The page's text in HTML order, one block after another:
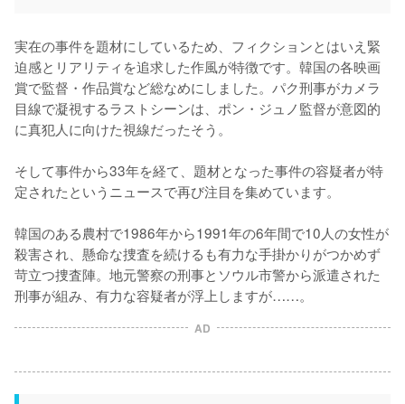
実在の事件を題材にしているため、フィクションとはいえ緊
迫感とリアリティを追求した作風が特徴です。韓国の各映画
賞で監督・作品賞など総なめにしました。パク刑事がカメラ
目線で凝視するラストシーンは、ポン・ジュノ監督が意図的
に真犯人に向けた視線だったそう。
そして事件から33年を経て、題材となった事件の容疑者が特
定されたというニュースで再び注目を集めています。
韓国のある農村で1986年から1991年の6年間で10人の女性が
殺害され、懸命な捜査を続けるも有力な手掛かりがつかめず
苛立つ捜査陣。地元警察の刑事とソウル市警から派遣された
刑事が組み、有力な容疑者が浮上しますが……。
AD